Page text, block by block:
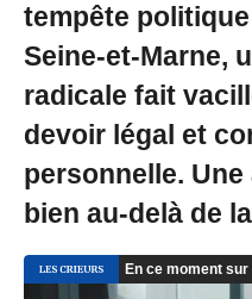
tempête
Seine-et-Marne,
radicale fait
devoir légal et
personnelle.
bien au-delà de